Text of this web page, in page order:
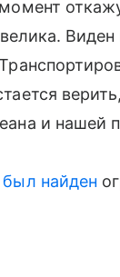
и нашей
был найден